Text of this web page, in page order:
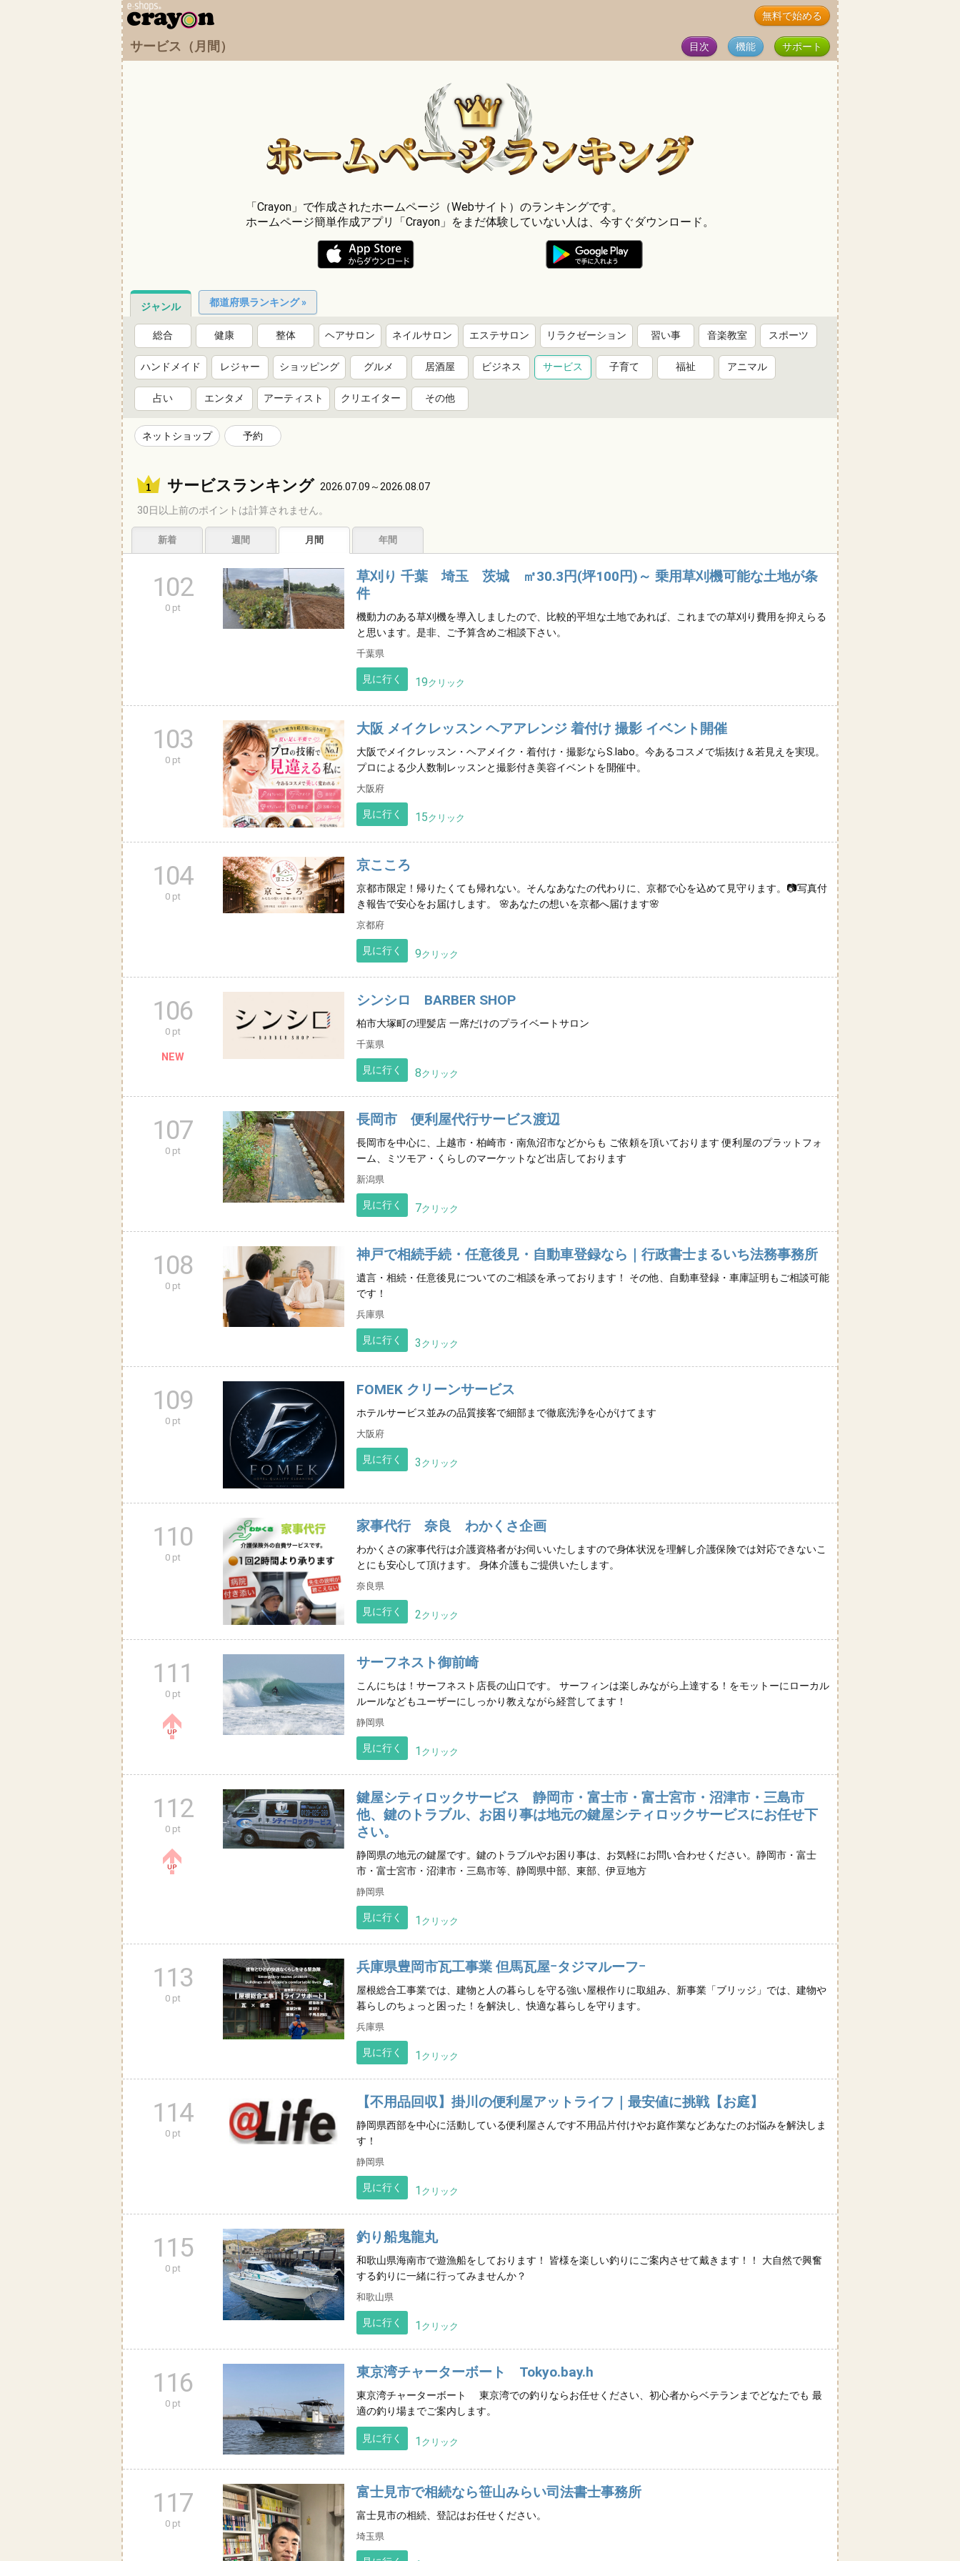
無料で始める
目次 機能 サポート
サービス（月間）
「Crayon」で作成されたホームページ（Webサイト）のランキングです。
ホームページ簡単作成アプリ「Crayon」をまだ体験していない人は、今すぐダウンロード。
ジャンル 都道府県ランキング »
総合 健康 整体 ヘアサロン ネイルサロン エステサロン リラクゼーション 習い事 音楽教室 スポーツ
ハンドメイド レジャー ショッピング グルメ 居酒屋 ビジネス サービス 子育て 福祉 アニマル
占い エンタメ アーティスト クリエイター その他
ネットショップ 予約
サービスランキング 2026.07.09～2026.08.07
30日以上前のポイントは計算されません。
新着 週間 月間 年間
102
0 pt
草刈り 千葉 埼玉 茨城 ㎡30.3円(坪100円)～ 乗用草刈機可能な土地が条
件
機動力のある草刈機を導入しましたので、比較的平坦な土地であれば、これまでの草刈り費用を抑えらる
と思います。是非、ご予算含めご相談下さい。
千葉県
見に行く 19クリック
103
0 pt
大阪 メイクレッスン ヘアアレンジ 着付け 撮影 イベント開催
大阪でメイクレッスン・ヘアメイク・着付け・撮影ならS.labo。今あるコスメで垢抜け＆若見えを実現。
プロによる少人数制レッスンと撮影付き美容イベントを開催中。
大阪府
見に行く 15クリック
104
0 pt
京こころ
京都市限定！帰りたくても帰れない。そんなあなたの代わりに、京都で心を込めて見守ります。📷写真付
き報告で安心をお届けします。 🌸あなたの想いを京都へ届けます🌸
京都府
見に行く 9クリック
106
0 pt
NEW
シンシロ BARBER SHOP
柏市大塚町の理髪店 一席だけのプライベートサロン
千葉県
見に行く 8クリック
107
0 pt
長岡市 便利屋代行サービス渡辺
長岡市を中心に、上越市・柏崎市・南魚沼市などからも ご依頼を頂いております 便利屋のプラットフォ
ーム、ミツモア・くらしのマーケットなど出店しております
新潟県
見に行く 7クリック
108
0 pt
神戸で相続手続・任意後見・自動車登録なら｜行政書士まるいち法務事務所
遺言・相続・任意後見についてのご相談を承っております！ その他、自動車登録・車庫証明もご相談可能
です！
兵庫県
見に行く 3 クリック
109
0 pt
FOMEK クリーンサービス
ホテルサービス並みの品質接客で細部まで徹底洗浄を心がけてます
大阪府
見に行く 3 クリック
110
0 pt
家事代行 奈良 わかくさ企画
わかくさの家事代行は介護資格者がお伺いいたしますので身体状況を理解し介護保険では対応できないこ
とにも安心して頂けます。 身体介護もご提供いたします。
奈良県
見に行く 2クリック
111
0 pt
サーフネスト御前崎
こんにちは！サーフネスト店長の山口です。 サーフィンは楽しみながら上達する！をモットーにローカル
ルールなどもユーザーにしっかり教えながら経営してます！
静岡県
見に行く 1 クリック
112
0 pt
鍵屋シティロックサービス 静岡市・富士市・富士宮市・沼津市・三島市
他、鍵のトラブル、お困り事は地元の鍵屋シティロックサービスにお任せ下
さい。
静岡県の地元の鍵屋です。鍵のトラブルやお困り事は、お気軽にお問い合わせください。静岡市・富士
市・富士宮市・沼津市・三島市等、静岡県中部、東部、伊豆地方
静岡県
見に行く 1 クリック
113
0 pt
兵庫県豊岡市瓦工事業 但馬瓦屋ｰタジマルーフｰ
屋根総合工事業では、建物と人の暮らしを守る強い屋根作りに取組み、新事業「ブリッジ」では、建物や
暮らしのちょっと困った！を解決し、快適な暮らしを守ります。
兵庫県
見に行く 1 クリック
114
0 pt
【不用品回収】掛川の便利屋アットライフ｜最安値に挑戦【お庭】
静岡県西部を中心に活動している便利屋さんです不用品片付けやお庭作業などあなたのお悩みを解決しま
す！
静岡県
見に行く 1 クリック
115
0 pt
釣り船鬼龍丸
和歌山県海南市で遊漁船をしております！ 皆様を楽しい釣りにご案内させて戴きます！！ 大自然で興奮
する釣りに一緒に行ってみませんか？
和歌山県
見に行く 1 クリック
116
0 pt
東京湾チャーターボート Tokyo.bay.h
東京湾チャーターボート 東京湾での釣りならお任せください、初心者からベテランまでどなたでも 最
適の釣り場までご案内します。
見に行く 1 クリック
117
0 pt
富士見市で相続なら笹山みらい司法書士事務所
富士見市の相続、登記はお任せください。
埼玉県